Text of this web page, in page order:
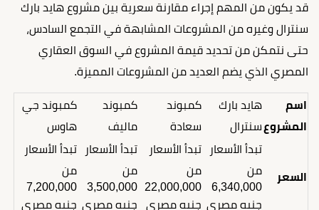
قد يكون من المهم إجراء مقارنة سعرية بين مشروع هايد بارك
سنترال وغيره من المشروعات المشابهة في التجمع السادس،
حتى نتمكن من تحديد قيمة المشروع في السوق العقاري
المصري الذي يضم العديد من المشروعات المميزة.
اسم
المشروع
هايد بارك
سنترال
كمبوند
سعادة
كمبوند
ماليف
كمبوند جي
هاوس
السعر
تبدأ الأسعار
من
6,340,000
جنيه مصري
تبدأ الأسعار
من
22,000,000
جنيه مصري
تبدأ الأسعار
من
3,500,000
جنيه مصري
تبدأ الأسعار
من
7,200,000
جنيه مصري